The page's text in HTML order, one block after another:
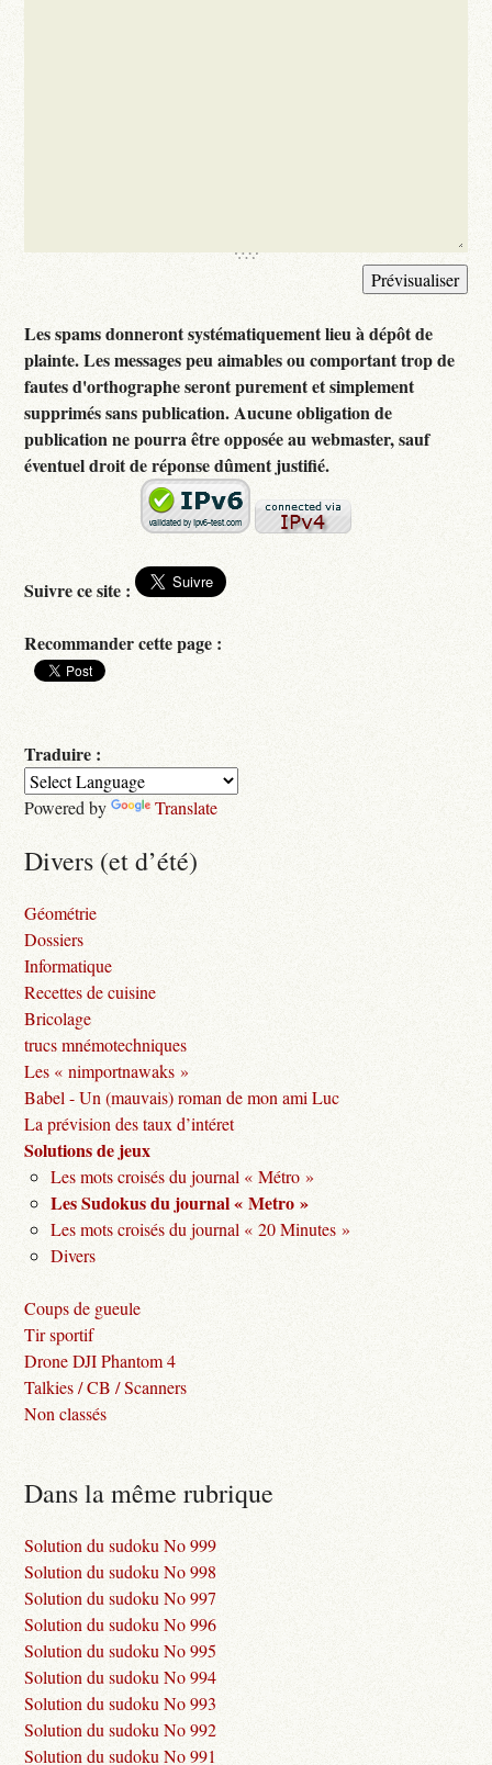
Les spams donneront systématiquement lieu à dépôt de
plainte. Les messages peu aimables ou comportant trop de
fautes d'orthographe seront purement et simplement
supprimés sans publication. Aucune obligation de
publication ne pourra être opposée au webmaster, sauf
éventuel droit de réponse dûment justifié.
Suivre ce site :
Recommander cette page :
Traduire :
Powered by Translate
Divers (et d’été)
Géométrie
Dossiers
Informatique
Recettes de cuisine
Bricolage
trucs mnémotechniques
Les « nimportnawaks »
Babel - Un (mauvais) roman de mon ami Luc
La prévision des taux d’intéret
Solutions de jeux
Les mots croisés du journal « Métro »
Les Sudokus du journal « Metro »
Les mots croisés du journal « 20 Minutes »
Divers
Coups de gueule
Tir sportif
Drone DJI Phantom 4
Talkies / CB / Scanners
Non classés
Dans la même rubrique
Solution du sudoku No 999
Solution du sudoku No 998
Solution du sudoku No 997
Solution du sudoku No 996
Solution du sudoku No 995
Solution du sudoku No 994
Solution du sudoku No 993
Solution du sudoku No 992
Solution du sudoku No 991